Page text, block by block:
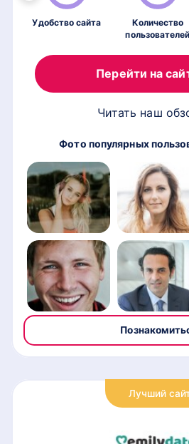
Удобство сайта
Количество
пользователей
Перейти на
Читать наш
Фото популярных
Лучший